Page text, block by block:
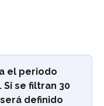
el periodo
se filtran 30
definido